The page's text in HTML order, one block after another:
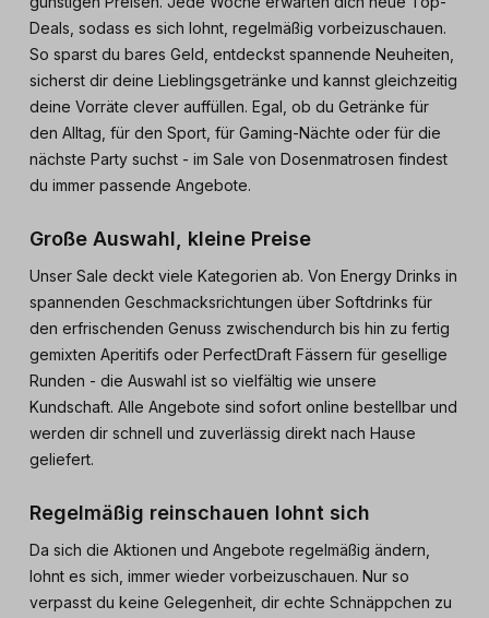
Deals, sodass es sich lohnt, regelmäßig vorbeizuschauen.
So sparst du bares Geld, entdeckst spannende Neuheiten,
sicherst dir deine Lieblingsgetränke und kannst gleichzeitig
deine Vorräte clever auffüllen. Egal, ob du Getränke für
den Alltag, für den Sport, für Gaming-Nächte oder für die
nächste Party suchst - im Sale von Dosenmatrosen findest
du immer passende Angebote.
Große Auswahl, kleine Preise
Unser Sale deckt viele Kategorien ab. Von Energy Drinks in
spannenden Geschmacksrichtungen über Softdrinks für
den erfrischenden Genuss zwischendurch bis hin zu fertig
gemixten Aperitifs oder PerfectDraft Fässern für gesellige
Runden - die Auswahl ist so vielfältig wie unsere
Kundschaft. Alle Angebote sind sofort online bestellbar und
werden dir schnell und zuverlässig direkt nach Hause
geliefert.
Regelmäßig reinschauen lohnt sich
Da sich die Aktionen und Angebote regelmäßig ändern,
lohnt es sich, immer wieder vorbeizuschauen. Nur so
verpasst du keine Gelegenheit, dir echte Schnäppchen zu